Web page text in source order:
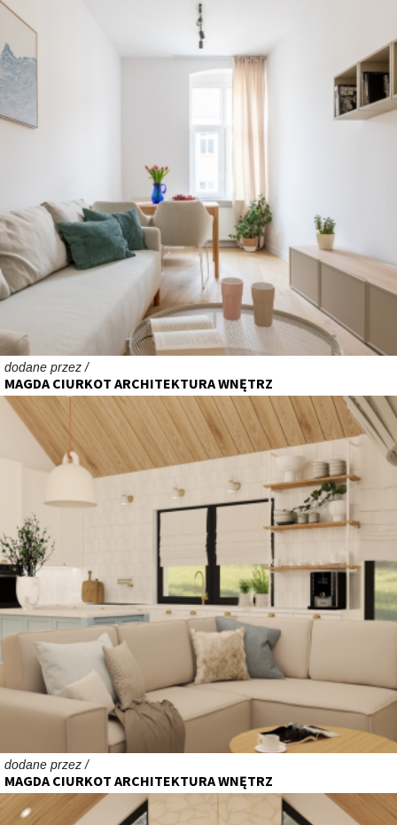
dodane przez /
MAGDA CIURKOT ARCHITEKTURA WNĘTRZ
dodane przez /
MAGDA CIURKOT ARCHITEKTURA WNĘTRZ